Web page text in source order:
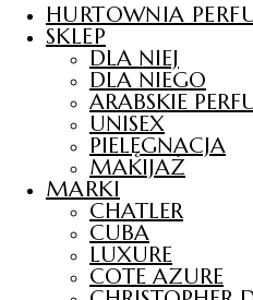
HURTOWNIA
SKLEP
DLA NIEJ
DLA NIEGO
ARABSKIE
UNISEX
PIELĘGNACJA
MAKIJAŻ
MARKI
CHATLER
CUBA
LUXURE
COTE AZURE